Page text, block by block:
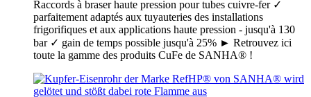
Raccords à braser haute pression pour tubes cuivre-fer ✓
parfaitement adaptés aux tuyauteries des installations
frigorifiques et aux applications haute pression - jusqu'à 130
bar ✓ gain de temps possible jusqu'à 25% ► Retrouvez ici
toute la gamme des produits CuFe de SANHA® !